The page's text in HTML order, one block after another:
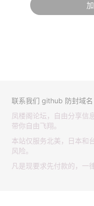
联系我们 github 防封域名
凤楼阁论坛，自由分享信
带你自由飞翔。
本站仅服务北美，日本和
风险。
凡是现要求先付款的，一